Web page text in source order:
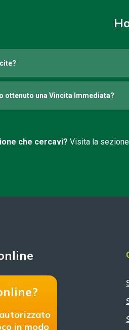
ottenuto una Vincita Immediata?
che cercavi? Visita la
in modo